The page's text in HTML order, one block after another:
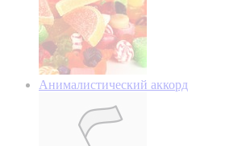
Анималистический аккорд